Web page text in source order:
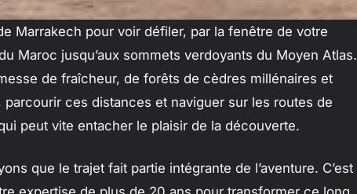
Marrakech pour voir défiler, par la fenêtre de votre
Maroc jusqu’aux sommets verdoyants du Moyen Atlas.
de fraîcheur, de forêts de cèdres millénaires et
ces distances et naviguer sur les routes de
peut vite entacher le plaisir de la découverte.
que le trajet fait partie intégrante de l’aventure. C’est